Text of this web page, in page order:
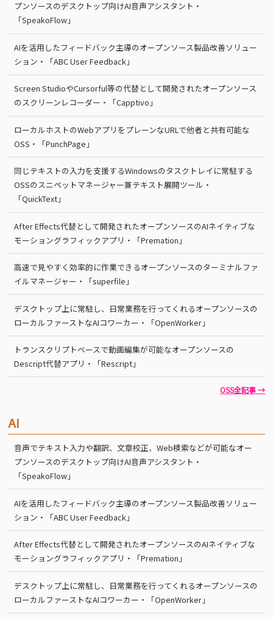
プンソースのデスクトップ向けAI音声アシスタント・
「SpeakoFlow」
AIを活用したフィードバック主導のオープンソース製品改善ソリュー
ション・「ABC User Feedback」
Screen StudioやCursorful等の代替として開発されたオープンソース
のスクリーンレコーダー・「Capptivo」
ローカルホストのWebアプリをプレーンなURLで他者と共有可能な
OSS・「PunchPage」
同じテキストの入力を支援するWindowsのタスクトレイに常駐する
OSSのスニペットマネージャー兼テキスト展開ツール・
「QuickText」
After Effects代替として開発されたオープンソースのAIネイティブな
モーショングラフィックアプリ・「Premation」
高速で見やすく効率的に作業できるオープンソースのターミナルファ
イルマネージャー・「superfile」
デスクトップ上に常駐し、日常業務を行ってくれるオープンソースの
ローカルファーストなAIコワーカー・「OpenWorker」
トランスクリプトベースで動画編集が可能なオープンソースの
Descript代替アプリ・「Rescript」
OSS全記事 →
AI
音声でテキスト入力や翻訳、文章校正、Web検索などが可能なオー
プンソースのデスクトップ向けAI音声アシスタント・
「SpeakoFlow」
AIを活用したフィードバック主導のオープンソース製品改善ソリュー
ション・「ABC User Feedback」
After Effects代替として開発されたオープンソースのAIネイティブな
モーショングラフィックアプリ・「Premation」
デスクトップ上に常駐し、日常業務を行ってくれるオープンソースの
ローカルファーストなAIコワーカー・「OpenWorker」